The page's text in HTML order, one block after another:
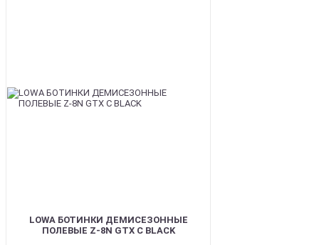
LOWA БОТИНКИ ДЕМИСЕЗОННЫЕ
ПОЛЕВЫЕ Z-8N GTX C BLACK